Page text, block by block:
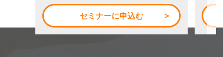
セミナーに申込む